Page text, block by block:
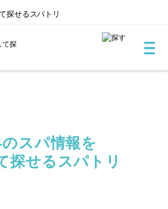
探せるスパトリ
スパ情報を
探せるスパトリ